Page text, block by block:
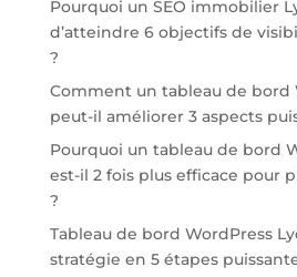
Pourquoi un SEO immobilier
d’atteindre 6 objectifs de
?
Comment un tableau de bord
peut-il améliorer 3 aspects
Pourquoi un tableau de bord
est-il 2 fois plus efficace pour
?
Tableau de bord WordPress
stratégie en 5 étapes